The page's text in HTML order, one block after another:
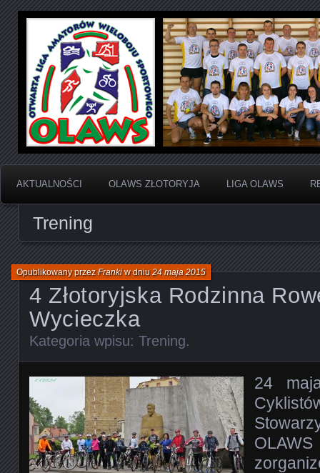
OLAWS | Otwarta
Sportowego
Otwarta Liga Amatorów Wieloboju Sportowego
AKTUALNOŚCI OLAWS ZŁOTORYJA LIGA OLAWS
Trening
4 Złotoryjska Rodzinna
Wycieczka
Opublikowany przezFrankiw dniu24 maja 2015
Kategoria wpisu: Trening.
24